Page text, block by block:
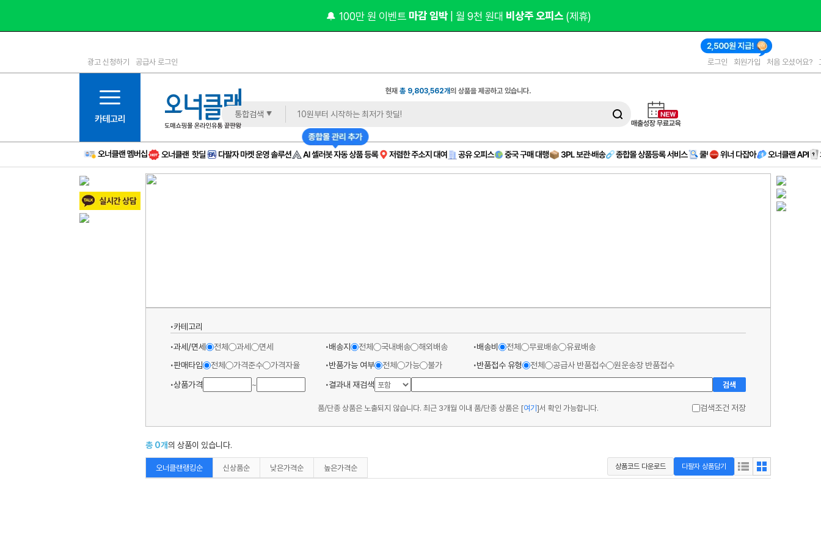
1등급
6등급
11등급
12등급
15등급
16등급
17등급
신규
주의
🔔 100만 원 이벤트 마감 임박 | 월 9천 원대 비상주 오피스 (제휴)
광고 신청하기 공급사 로그인 로그인 회원가입 처음 오셨어요?
현재총 9,803,562개의 상품을 제공하고 있습니다.
통합검색
카테고리
과세/면세
전체 과세 면세 배송지 전체 국내배송 해외배송 배송비 전체 무료배송
유료배송
판매타입
전체 가격준수 가격자율 반품가능 여부 전체 가능 불가 반품접수 유형 전체 공급사 반품접수
원운송장 반품접수
상품가격
~ 결과내 재검색 검색
품/단종 상품은 노출되지 않습니다. 최근 3개월 이내 품/단종 상품은 [여기]서 확인 가능합니다. 검색조건 저장
총 0개의 상품이 있습니다.
오너클랜랭킹순 신상품순 낮은가격순 높은가격순